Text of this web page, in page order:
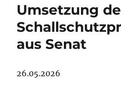
Umsetzung
aus Senat
26.05.2026